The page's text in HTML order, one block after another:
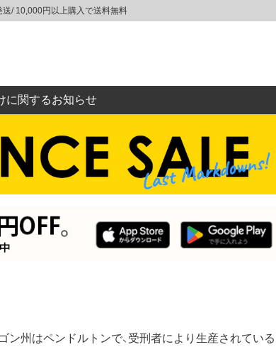
/ 10,000円以上購入で送料無料
に関するお知らせ
州はペンドルトンで、受刑者により生産されている